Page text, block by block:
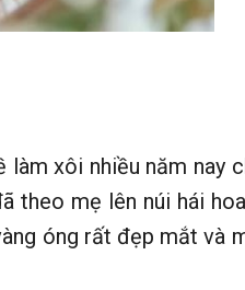
làm xôi nhiều năm nay
theo mẹ lên núi hái
óng rất đẹp mắt và